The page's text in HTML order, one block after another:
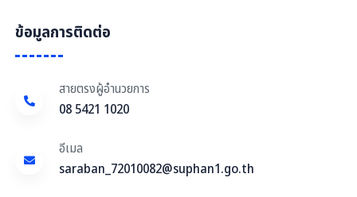
ข้อมูลการติดต่อ
08 5421 1020
สายตรงผู้อำนวยการ
saraban_72010082@suphan1.go.th
อีเมล